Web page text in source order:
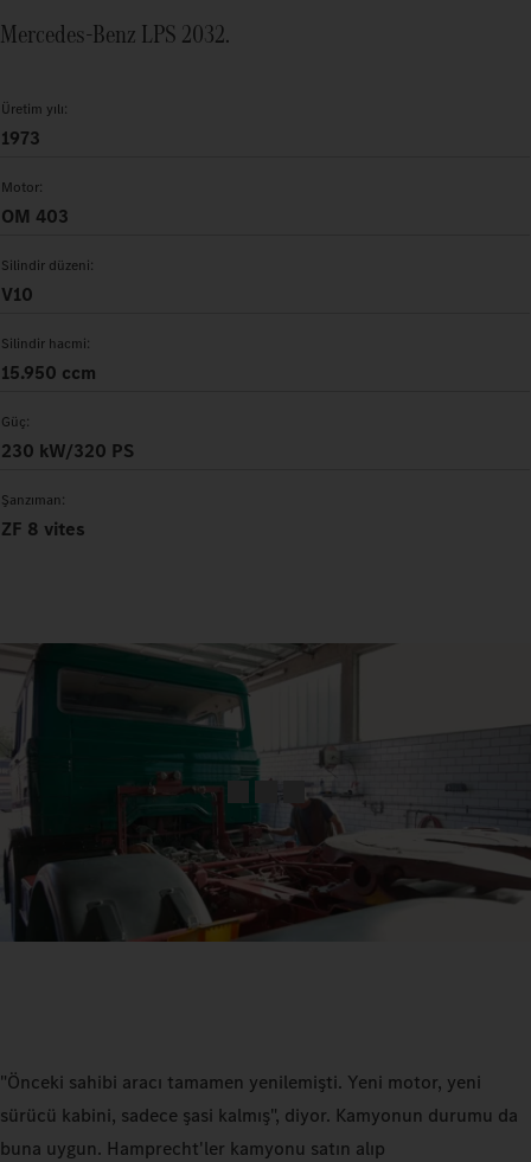
Mercedes‑Benz LPS 2032.
Üretim yılı:
1973
Motor:
OM 403
Silindir düzeni:
V10
Silindir hacmi:
15.950 ccm
Güç:
230 kW/320 PS
Şanzıman:
ZF 8 vites
"Önceki sahibi aracı tamamen yenilemişti. Yeni motor, yeni
sürücü kabini, sadece şasi kalmış", diyor. Kamyonun durumu da
buna uygun. Hamprecht'ler kamyonu satın alıp